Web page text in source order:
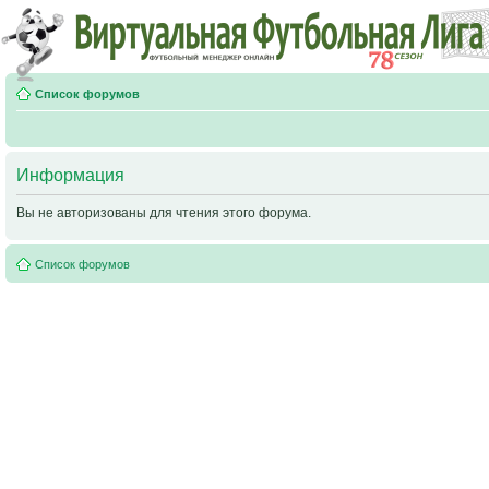
Список форумов
Информация
Вы не авторизованы для чтения этого форума.
Список форумов